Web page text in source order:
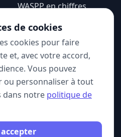
WASPP en chiffres
Mentions légales
Politique de
confidentialité
CGU
de cookies
cookies pour faire
et, avec votre accord,
Vous pouvez
ou personnaliser à tout
dans notre politique de